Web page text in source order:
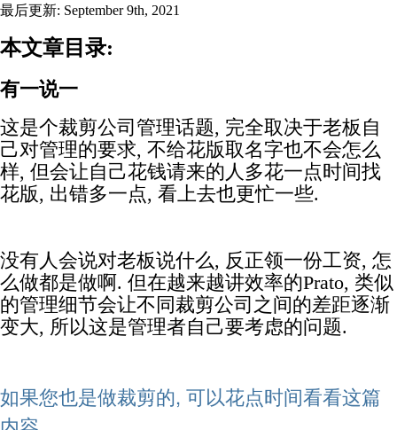
最后更新: September 9th, 2021
本文章目录:
有一说一
这是个裁剪公司管理话题, 完全取决于老板自
己对管理的要求, 不给花版取名字也不会怎么
样, 但会让自己花钱请来的人多花一点时间找
花版, 出错多一点, 看上去也更忙一些.
没有人会说对老板说什么, 反正领一份工资, 怎
么做都是做啊. 但在越来越讲效率的Prato, 类似
的管理细节会让不同裁剪公司之间的差距逐渐
变大, 所以这是管理者自己要考虑的问题.
如果您也是做裁剪的, 可以花点时间看看这篇